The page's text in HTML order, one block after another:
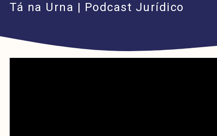
Tá na Urna | Podcast Jurídico